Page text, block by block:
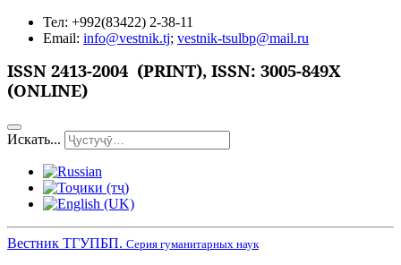
Тел: +992(83422) 2-38-11
Email: info@vestnik.tj; vestnik-tsulbp@mail.ru
ISSN 2413-2004 (PRINT), ISSN: 3005-849X
(ONLINE)
Искать...
Вестник ТГУПБП. Серия гуманитарных наук